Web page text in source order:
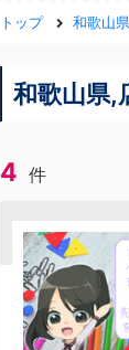
トップ 和歌山県
和歌山県,
4 件